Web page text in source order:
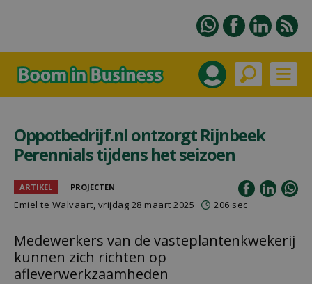
Oppotbedrijf.nl ontzorgt Rijnbeek
Perennials tijdens het seizoen
ARTIKEL PROJECTEN
Emiel te Walvaart, vrijdag 28 maart 2025 206 sec
Medewerkers van de vasteplantenkwekerij
kunnen zich richten op
afleverwerkzaamheden